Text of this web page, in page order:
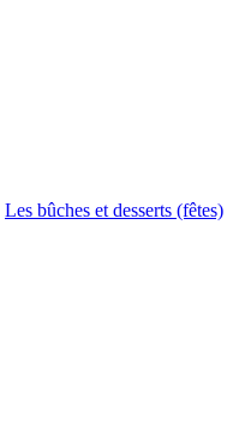
Les bûches et desserts (fêtes)